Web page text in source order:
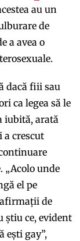
au un
de
a avea o
dacă fiii sau
ca legea să le
iubită, arată
a crescut
„Acolo unde
el pe
de
știu ce, evident
ești gay”,